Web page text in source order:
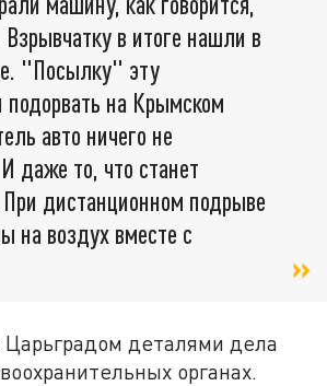
в итоге нашли в
"Посылку" эту
подорвать на Крымском
авто ничего не
даже то, что станет
дистанционном подрыве
на воздух вместе с
деталями дела
органах.